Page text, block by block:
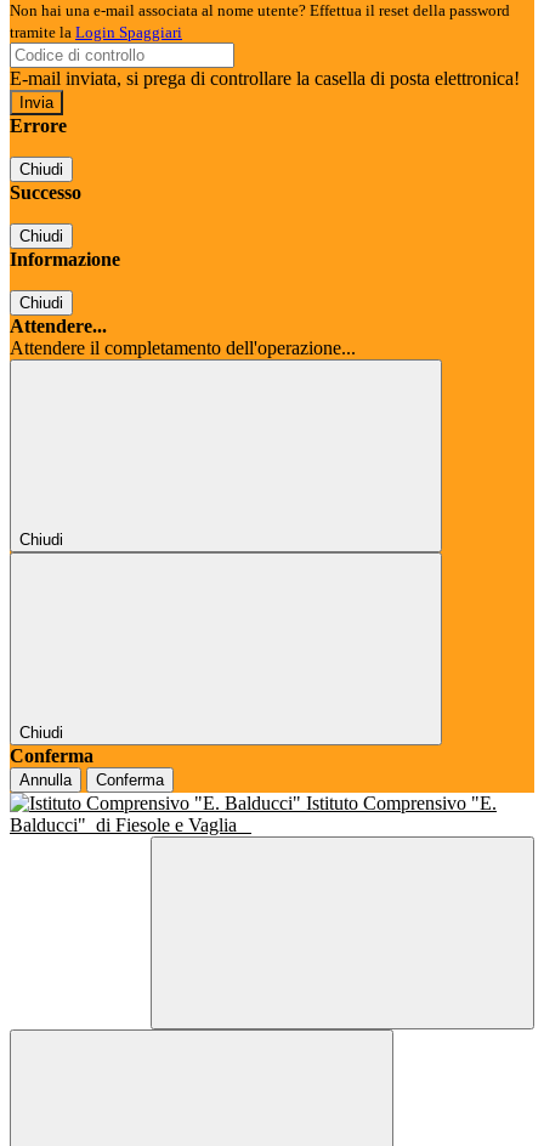
Non hai una e-mail associata al nome utente? Effettua il reset della password
tramite la Login Spaggiari
E-mail inviata, si prega di controllare la casella di posta elettronica!
Errore
Chiudi
Successo
Chiudi
Informazione
Chiudi
Attendere...
Attendere il completamento dell'operazione...
Chiudi
Chiudi
Conferma
Annulla Conferma
Istituto Comprensivo "E.
Balducci" di Fiesole e Vaglia